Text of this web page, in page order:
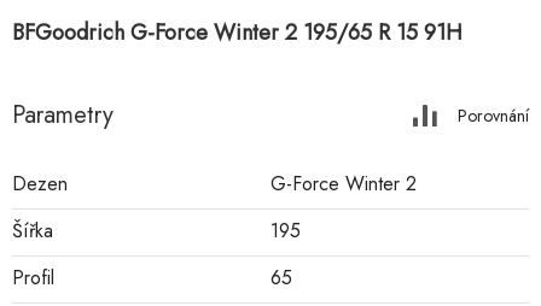
BFGoodrich G-Force Winter 2 195/65 R 15 91H
Parametry Porovnání
Dezen
G-Force Winter 2
Šířka
195
Profil
65